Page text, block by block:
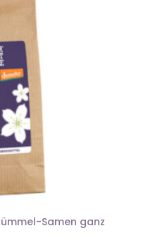
Samen ganz